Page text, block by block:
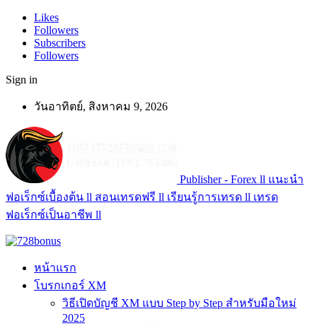
Likes
Followers
Subscribers
Followers
Sign in
วันอาทิตย์, สิงหาคม 9, 2026
Publisher - Forex ll แนะนำ
ฟอเร็กซ์เบื้องต้น ll สอนเทรดฟรี ll เรียนรู้การเทรด ll เทรด
ฟอเร็กซ์เป็นอาชีพ ll
หน้าแรก
โบรกเกอร์ XM
วิธีเปิดบัญชี XM แบบ Step by Step สำหรับมือใหม่
2025